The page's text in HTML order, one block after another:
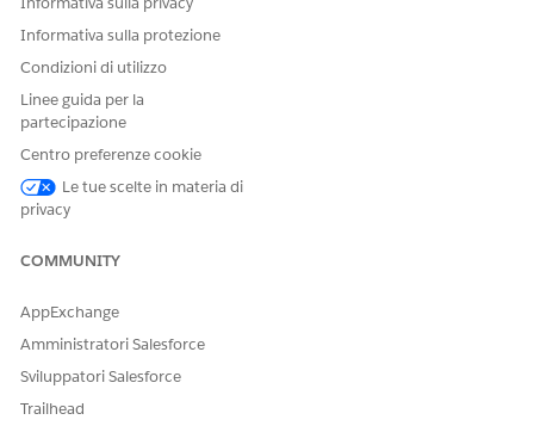
QUESTO ARTICOLO HA RISOLTO IL PROBLEMA?
Facci sapere, così possiamo migliorare!
Informativa sulla protezione
Condizioni di utilizzo
Linee guida per la
partecipazione
Centro preferenze cookie
Le tue scelte in materia di
privacy
COMMUNITY
AppExchange
Amministratori Salesforce
Sviluppatori Salesforce
Trailhead